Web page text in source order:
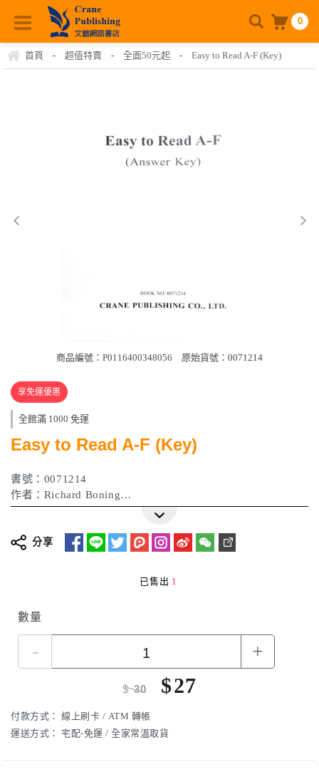
0
首頁 - 超值特賣 - 全面50元起 - Easy to Read A-F (Key)
商品編號：P0116400348056 原始貨號：0071214
享免運優惠
全館滿 1000 免運
Easy to Read A-F (Key)
書號：0071214
作者：Richard Boning
出版日期：2006年
分享
已售出 1
數量
- +
$30 $27
付款方式： 線上刷卡 / ATM 轉帳
運送方式：
宅配-免運 / 全家常溫取貨